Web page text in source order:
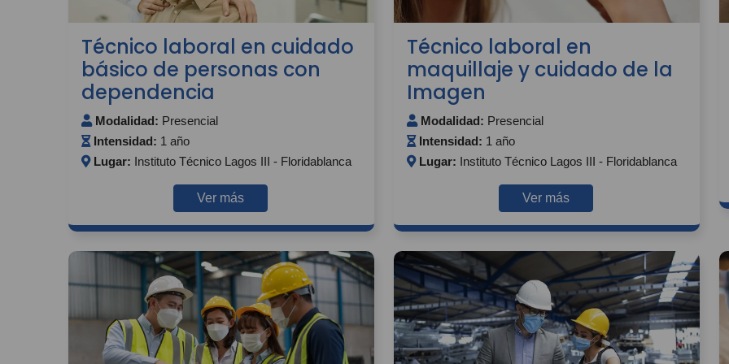
Técnico laboral en cuidado
básico de personas con
dependencia
Modalidad: Presencial
Intensidad: 1 año
Lugar: Instituto Técnico Lagos III - Floridablanca
Ver más
Técnico laboral en
maquillaje y cuidado de la
Imagen
Modalidad: Presencial
Intensidad: 1 año
Lugar: Instituto Técnico Lagos III - Floridablanca
Ver más